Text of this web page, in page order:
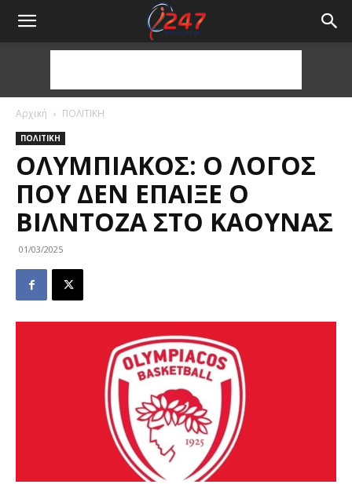
Αρχική ΠΟΛΙΤΙΚΗ
ΠΟΛΙΤΙΚΗ
ΟΛΥΜΠΙΑΚΌΣ: Ο ΛΌΓΟΣ
ΠΟΥ ΔΕΝ ΈΠΑΙΞΕ Ο
ΒΙΛΝΤΌΖΑ ΣΤΟ ΚΆΟΥΝΑΣ
01/03/2025